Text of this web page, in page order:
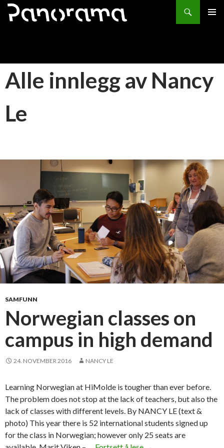
Søk
HOPP
Alle innlegg av Nancy
Le
SAMFUNN
Norwegian classes on
campus in high demand
24. NOVEMBER 2016 NANCY LE
Learning Norwegian at HiMolde is tougher than ever before.
The problem does not stop at the lack of teachers, but also the
lack of classes with different levels. By NANCY LE (text &
photo) This year there is 52 international students signed up
for the class in Norwegian; however only 25 seats are